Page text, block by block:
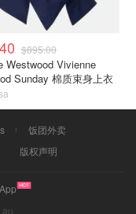
$895.00
Westwood Vivienne
Sunday 棉质束身上衣
饭团外卖
版权声明